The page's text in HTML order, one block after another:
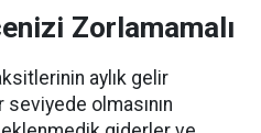
Zorlamamalı
aylık gelir
olmasının